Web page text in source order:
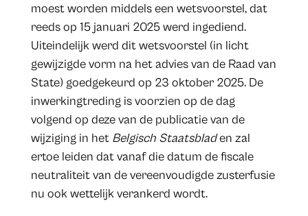
moest worden middels een wetsvoorstel, dat
reeds op 15 januari 2025 werd ingediend.
Uiteindelijk werd dit wetsvoorstel (in licht
gewijzigde vorm na het advies van de Raad van
State) goedgekeurd op 23 oktober 2025. De
inwerkingtreding is voorzien op de dag
volgend op deze van de publicatie van de
wijziging in het Belgisch Staatsbladen zal
ertoe leiden dat vanaf die datum de fiscale
neutraliteit van de vereenvoudigde zusterfusie
nu ook wettelijk verankerd wordt.